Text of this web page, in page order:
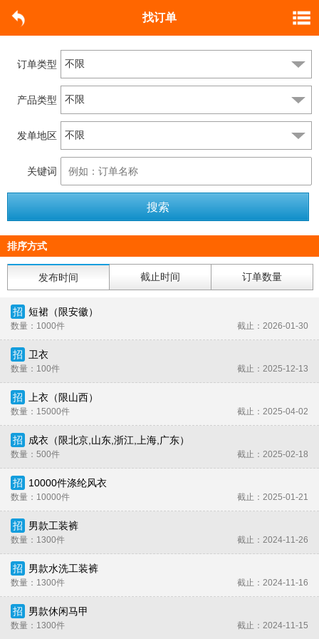
找订单
订单类型
产品类型
发单地区
关键词
排序方式
发布时间 截止时间 订单数量
招 短裙（限安徽）
截止：2026-01-30
数量：1000件
招 卫衣
截止：2025-12-13
数量：100件
招 上衣（限山西）
截止：2025-04-02
数量：15000件
招 成衣（限北京,山东,浙江,上海,广东）
截止：2025-02-18
数量：500件
招 10000件涤纶风衣
截止：2025-01-21
数量：10000件
招 男款工装裤
截止：2024-11-26
数量：1300件
招 男款水洗工装裤
截止：2024-11-16
数量：1300件
招 男款休闲马甲
截止：2024-11-15
数量：1300件